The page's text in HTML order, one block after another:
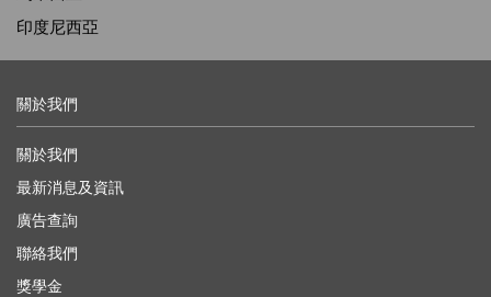
印度尼西亞
關於我們
關於我們
最新消息及資訊
廣告查詢
聯絡我們
獎學金